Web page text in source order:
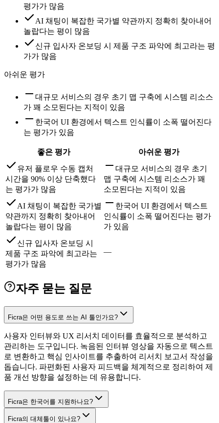
평가가 많음
AI 채팅이 복잡한 국가별 약관까지 정확히 찾아내어
놀랍다는 평이 많음
신규 입사자 온보딩 시 제품 구조 파악에 최고라는 평
가가 많음
아쉬운 평가
대규모 서비스의 경우 초기 맵 구축에 시스템 리소스
가 꽤 소모된다는 지적이 있음
한국어 UI 환경에서 텍스트 인식률이 소폭 떨어진다
는 평가가 있음
좋은 평가
아쉬운 평가
유저 플로우 수동 캡처
시간을 90% 이상 단축했다
는 평가가 많음
대규모 서비스의 경우 초기
맵 구축에 시스템 리소스가 꽤
소모된다는 지적이 있음
AI 채팅이 복잡한 국가별
약관까지 정확히 찾아내어
놀랍다는 평이 많음
한국어 UI 환경에서 텍스트
인식률이 소폭 떨어진다는 평가
가 있음
신규 입사자 온보딩 시
제품 구조 파악에 최고라는
평가가 많음
—
자주 묻는 질문
Ficra은 어떤 용도로 쓰는 AI 툴인가요?
사용자 인터뷰와 UX 리서치 데이터를 효율적으로 분석하고
관리하는 도구입니다. 녹음된 인터뷰 영상을 자동으로 텍스트
로 변환하고 핵심 인사이트를 추출하여 리서치 보고서 작성을
돕습니다. 파편화된 사용자 피드백을 체계적으로 정리하여 제
품 개선 방향을 설정하는 데 유용합니다.
Ficra은 한국어를 지원하나요?
Ficra의 대체툴이 있나요?